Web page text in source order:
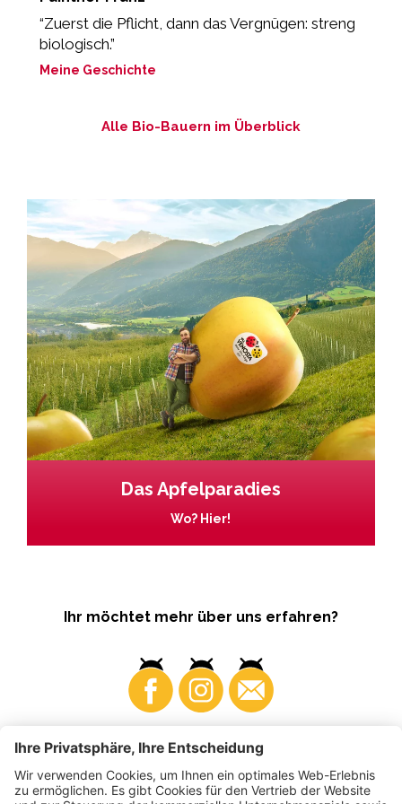
“Zuerst die Pflicht, dann das Vergnügen: streng
biologisch.”
Meine Geschichte
Alle Bio-Bauern im Überblick
Das Apfelparadies
Wo? Hier!
Ihr möchtet mehr über uns erfahren?
Business Produzenten